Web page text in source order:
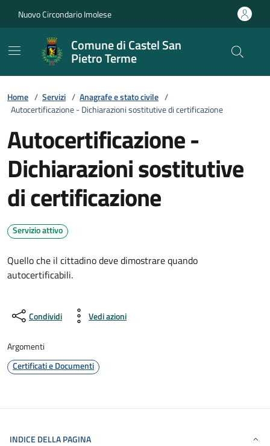
Nuovo Circondario Imolese
Comune di Castel San
Pietro Terme
Home / Servizi / Anagrafe e stato civile /
Autocertificazione - Dichiarazioni sostitutive di certificazione
Autocertificazione -
Dichiarazioni sostitutive
di certificazione
Servizio attivo
Quello che il cittadino deve dimostrare quando
autocertificabili.
Condividi Vedi azioni
Argomenti
Certificati e Documenti
INDICE DELLA PAGINA